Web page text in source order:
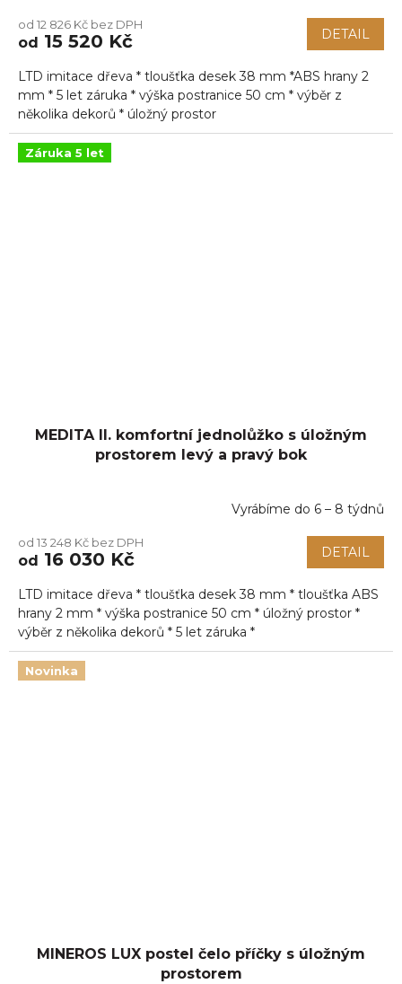
od 12 826 Kč bez DPH
od 15 520 Kč DETAIL
LTD imitace dřeva * tloušťka desek 38 mm *ABS hrany 2
mm * 5 let záruka * výška postranice 50 cm * výběr z
několika dekorů * úložný prostor
Záruka 5 let
MEDITA II. komfortní jednolůžko s úložným
prostorem levý a pravý bok
produktu
je
z
5
hvězdiček.
Vyrábíme do 6 – 8 týdnů
od 13 248 Kč bez DPH
od 16 030 Kč DETAIL
LTD imitace dřeva * tloušťka desek 38 mm * tloušťka ABS
hrany 2 mm * výška postranice 50 cm * úložný prostor *
výběr z několika dekorů * 5 let záruka *
Novinka
MINEROS LUX postel čelo příčky s úložným
prostorem